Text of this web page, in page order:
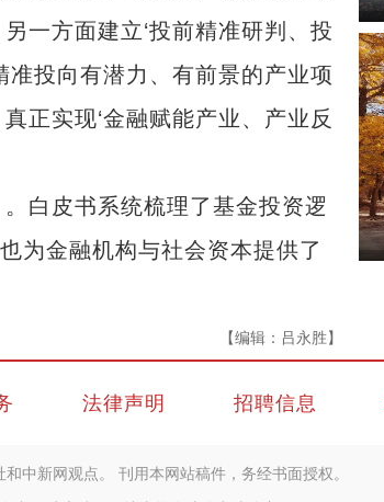
一方面建立‘投前精准研判、投
准投向有潜力、有前景的产业项
正实现‘金融赋能产业、产业反
白皮书系统梳理了基金投资逻
为金融机构与社会资本提供了
【编辑：吕永胜】
法律声明 招聘信息
中新网观点。 刊用本网站稿件，务经书面授权。